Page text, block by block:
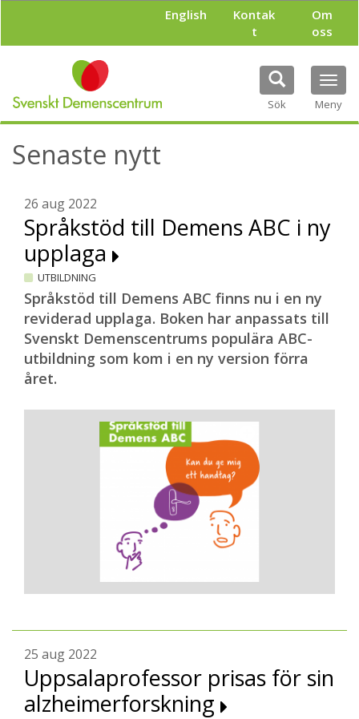
l
English
Kontak
t
Om
oss
Sök Meny
Senaste nytt
26 aug 2022
Språkstöd till Demens ABC i ny
upplaga
UTBILDNING
Språkstöd till Demens ABC finns nu i en ny
reviderad upplaga. Boken har anpassats till
Svenskt Demenscentrums populära ABC-
utbildning som kom i en ny version förra
året.
25 aug 2022
Uppsalaprofessor prisas för sin
alzheimerforskning